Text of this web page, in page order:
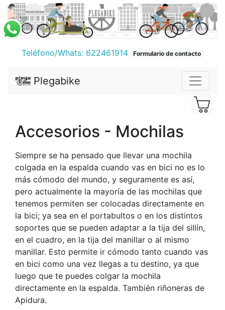
Teléfono/Whats: 622461914 Formulario de contacto
Plegabike
Accesorios - Mochilas
Siempre se ha pensado que llevar una mochila
colgada en la espalda cuando vas en bici no es lo
más cómodo del mundo, y seguramente es así,
pero actualmente la mayoría de las mochilas que
tenemos permiten ser colocadas directamente en
la bici; ya sea en el portabultos o en los distintos
soportes que se pueden adaptar a la tija del sillín,
en el cuadro, en la tija del manillar o al mismo
manillar. Esto permite ir cómodo tanto cuando vas
en bici como una vez llegas a tu destino, ya que
luego que te puedes colgar la mochila
directamente en la espalda. También riñoneras de
Apidura.